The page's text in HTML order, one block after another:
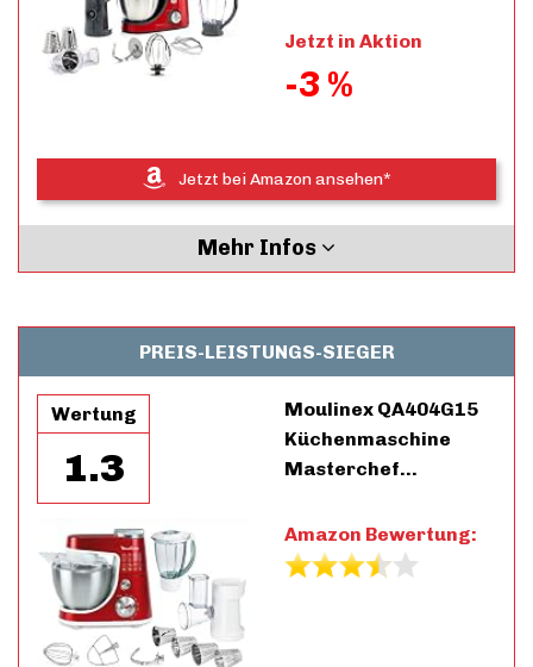
Jetzt in Aktion
-3 %
Jetzt bei Amazon ansehen*
Mehr Infos
PREIS-LEISTUNGS-SIEGER
Wertung
1.3
Moulinex QA404G15
Küchenmaschine
Masterchef…
Amazon Bewertung: